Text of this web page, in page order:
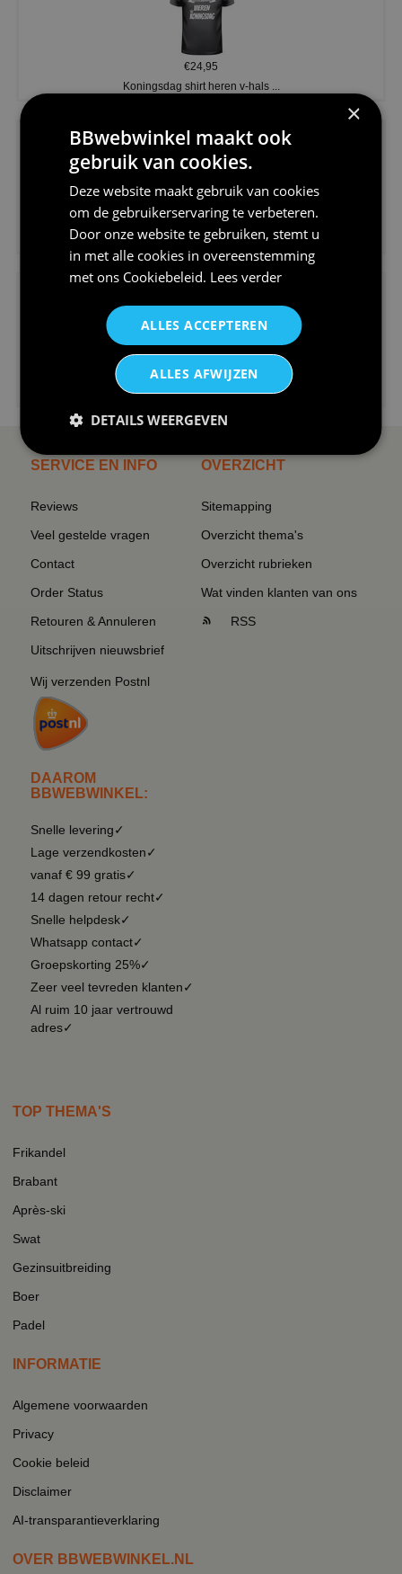
€24,95
Koningsdag shirt heren v-hals ...
€24,95
V-hals shirt rood wit blauw st...
€24,95
I love korfbal t-shirt sport s...
SERVICE EN INFO
Reviews
Veel gestelde vragen
Contact
Order Status
Retouren & Annuleren
Uitschrijven nieuwsbrief
Wij verzenden Postnl
DAAROM
BBWEBWINKEL:
Snelle levering✓
Lage verzendkosten✓
vanaf € 99 gratis✓
14 dagen retour recht✓
Snelle helpdesk✓
Whatsapp contact✓
Groepskorting 25%✓
Zeer veel tevreden klanten✓
Al ruim 10 jaar vertrouwd
adres✓
OVERZICHT
Sitemapping
Overzicht thema's
Overzicht rubrieken
Wat vinden klanten van ons
RSS
TOP THEMA'S
Frikandel
Brabant
Après-ski
Swat
Gezinsuitbreiding
Boer
Padel
INFORMATIE
Algemene voorwaarden
Privacy
Cookie beleid
Disclaimer
AI-transparantieverklaring
OVER BBWEBWINKEL.NL
×
BBwebwinkel maakt ook
gebruik van cookies.
Deze website maakt gebruik van cookies
om de gebruikerservaring te verbeteren.
Door onze website te gebruiken, stemt u
in met alle cookies in overeenstemming
met ons Cookiebeleid. Lees verder
ALLES ACCEPTEREN
ALLES AFWIJZEN
DETAILS WEERGEVEN